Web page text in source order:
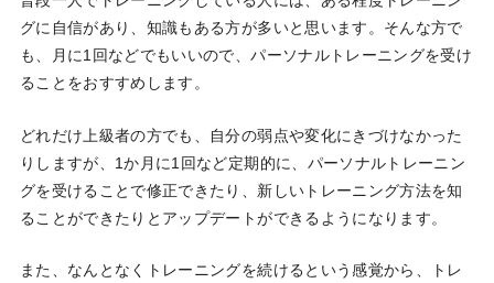
グに自信があり、知識もある方が多いと思います。そんな方で
も、月に1回などでもいいので、パーソナルトレーニングを受け
ることをおすすめします。
どれだけ上級者の方でも、自分の弱点や変化にきづけなかった
りしますが、1か月に1回など定期的に、パーソナルトレーニン
グを受けることで修正できたり、新しいトレーニング方法を知
ることができたりとアップデートができるようになります。
また、なんとなくトレーニングを続けるという感覚から、トレ